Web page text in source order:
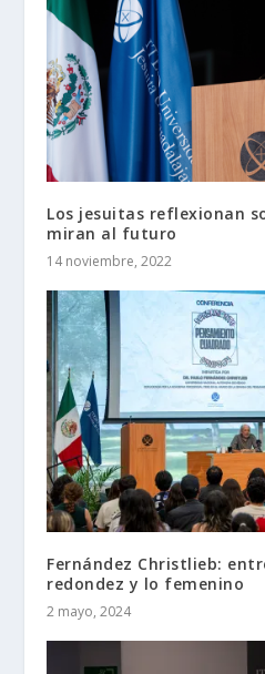
Los jesuitas reflexionan
miran al futuro
14 noviembre, 2022
Fernández Christlieb:
redondez y lo femenino
2 mayo, 2024